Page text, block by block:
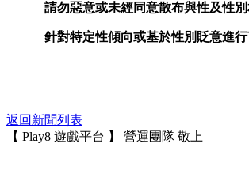
請勿惡意或未經同意散布與性及性
針對特定性傾向或基於性別貶意進行
返回新聞列表
【 Play8 遊戲平台 】 營運團隊 敬上